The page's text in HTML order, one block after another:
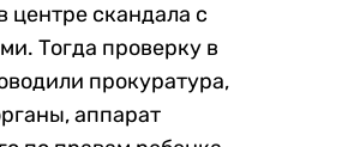
центре скандала с
Тогда проверку в
прокуратура,
аппарат